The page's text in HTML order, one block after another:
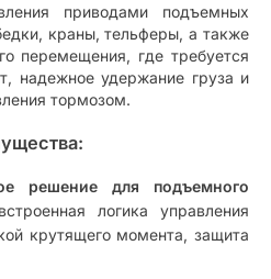
приводами подъемных
краны, тельферы, а также
перемещения, где требуется
надежное удержание груза и
тормозом.
решение для подъемного
логика управления
крутящего момента, защита